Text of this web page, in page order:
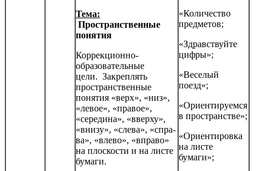
Тема:
Пространственные
понятия
Коррекционно-
образовательные
цели. Закреплять
пространственные
понятия «верх», «низ»,
«левое», «правое»,
«середина», «вверху»,
«внизу», «слева», «спра­
ва», «влево», «вправо»
на плоскости и на листе
бумаги.
«Количество
предметов;
«Здравствуйте
цифры»;
«Веселый
поезд»;
«Ориентируемся
в пространстве»;
«Ориентировка
на листе
бумаги»;